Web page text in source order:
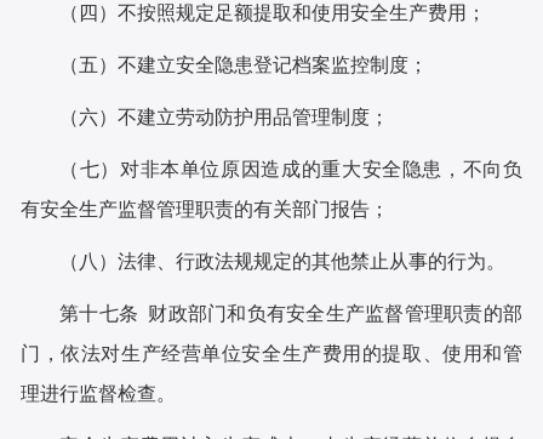
（四）不按照规定足额提取和使用安全生产费用；
（五）不建立安全隐患登记档案监控制度；
（六）不建立劳动防护用品管理制度；
（七）对非本单位原因造成的重大安全隐患，不向负
有安全生产监督管理职责的有关部门报告；
（八）法律、行政法规规定的其他禁止从事的行为。
第十七条 财政部门和负有安全生产监督管理职责的部
门，依法对生产经营单位安全生产费用的提取、使用和管
理进行监督检查。